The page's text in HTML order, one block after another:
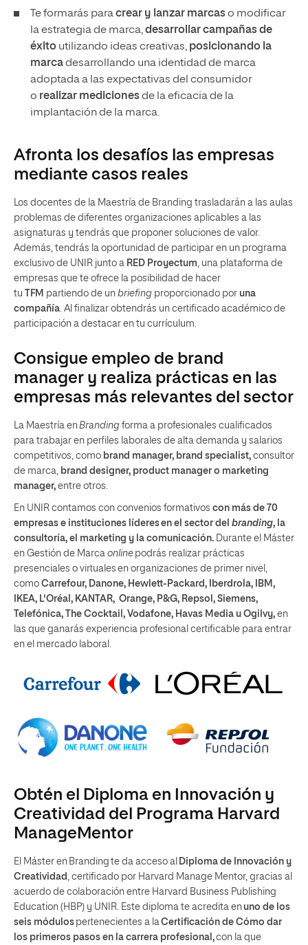
Te formarás paracrear y lanzar marcaso modificar
la estrategia de marca,desarrollar campañas de
éxito utilizando ideas creativas, posicionando la
marcadesarrollando una identidad de marca
adoptada a las expectativas del consumidor
o realizar medicionesde la eficacia de la
implantación de la marca.
Afronta los desafíos las empresas
mediante casos reales
Los docentes de la Maestría de Branding trasladarán a las aulas
problemas de diferentes organizaciones aplicables a las
asignaturas y tendrás que proponer soluciones de valor.
Además, tendrás la oportunidad de participar en un programa
exclusivo de UNIR junto a RED Proyectum, una plataforma de
empresas que te ofrece la posibilidad de hacer
tu
TFM partiendo de un briefing proporcionado por una
compañía. Al finalizar obtendrás un certificado académico de
participación a destacar en tu currículum.
Consigue empleo de brand
manager y realiza prácticas en las
empresas más relevantes del sector
La Maestría enBranding forma a profesionales cualificados
para trabajar en perfiles laborales de alta demanda y salarios
competitivos, como brand manager, brand specialist, consultor
de marca, brand designer, product manager o marketing
manager, entre otros.
En UNIR contamos con convenios formativos con más de 70
empresas e instituciones líderes en el sector del branding, la
consultoría, el marketing y la comunicación. Durante el Máster
en Gestión de Marca online podrás realizar prácticas
presenciales o virtuales en organizaciones de primer nivel,
como Carrefour, Danone, Hewlett-Packard, Iberdrola, IBM,
IKEA, L'Oréal, KANTAR, Orange, P&G, Repsol, Siemens,
Telefónica, The Cocktail, Vodafone, Havas Media u Ogilvy, en
las que ganarás experiencia profesional certificable para entrar
en el mercado laboral.
Obtén el Diploma en Innovación y
Creatividad del Programa Harvard
ManageMentor
El Máster en Branding te da acceso al Diploma de Innovación y
Creatividad, certificado por Harvard Manage Mentor, gracias al
acuerdo de colaboración entre Harvard Business Publishing
Education (HBP) y UNIR. Este diploma te acredita en uno de los
seis módulos pertenecientes a laCertificación de Cómo dar
los primeros pasos en la carrera profesional,con la que